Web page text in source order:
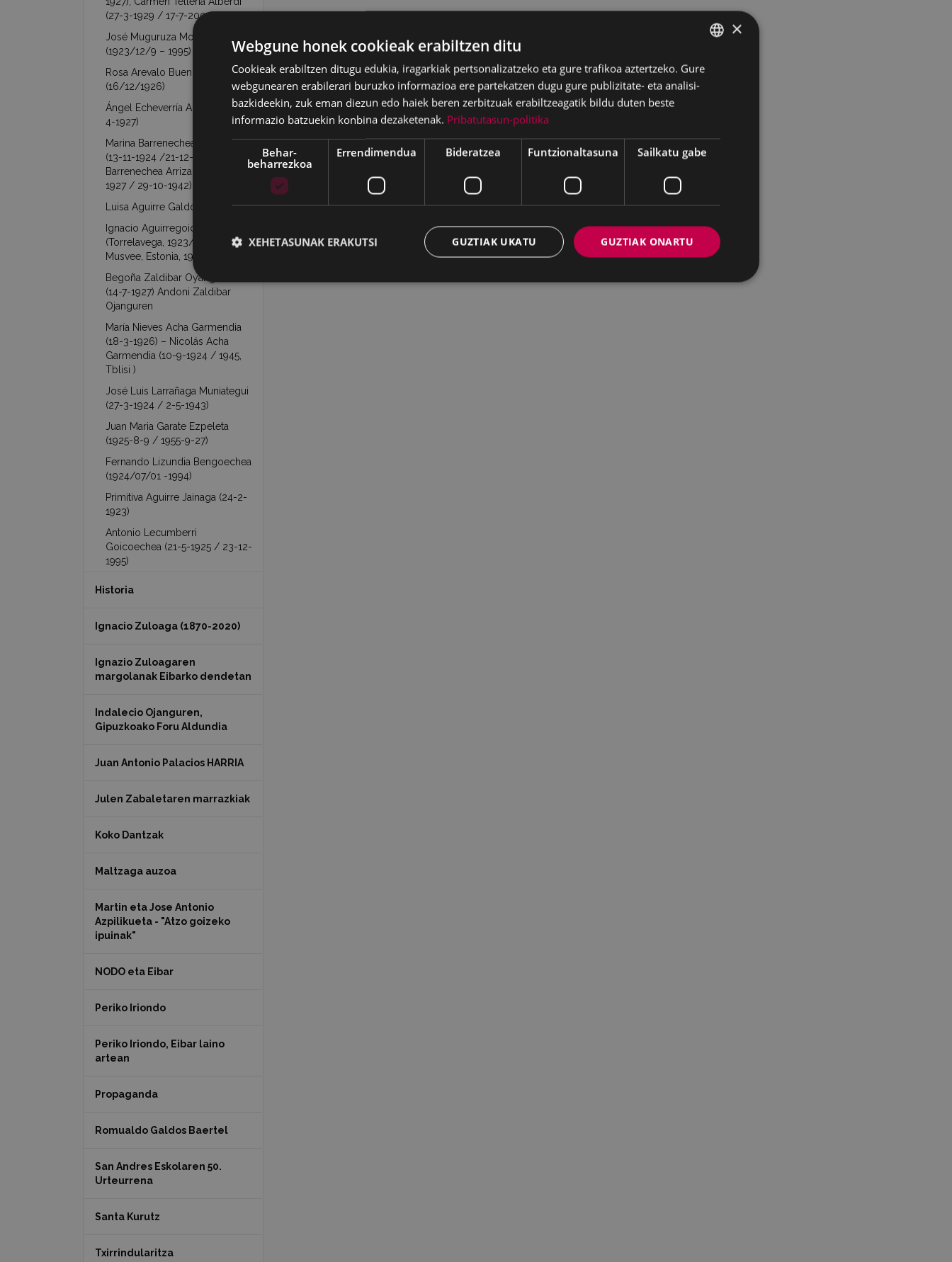
(27-3-1929 / 17-7-2003)
José Muguruza Mondragón
(1923/12/9 – 1995)
Rosa Arevalo Buendía
(16/12/1926)
Ángel Echeverría Aranzábal (16-
4-1927)
Marina Barrenechea Arrizabalaga
(13-11-1924 /21-12-1953)- Jesús
Barrenechea Arrizabalaga (26-1-
1927 / 29-10-1942)
Luisa Aguirre Galdona (7-9-1927)
Ignacio Aguirregoicoa Benito
(Torrelavega, 1923/02/21 –
Musvee, Estonia, 1944/03/09)
Begoña Zaldibar Oyanguren
(14-7-1927) Andoni Zaldibar
Ojanguren
María Nieves Acha Garmendia
(18-3-1926) – Nicolás Acha
Garmendia (10-9-1924 / 1945,
Tblisi )
José Luis Larrañaga Muniategui
(27-3-1924 / 2-5-1943)
Juan Maria Garate Ezpeleta
(1925-8-9 / 1955-9-27)
Fernando Lizundia Bengoechea
(1924/07/01 -1994)
Primitiva Aguirre Jainaga (24-2-
1923)
Antonio Lecumberri
Goicoechea (21-5-1925 / 23-12-
1995)
Historia
Ignacio Zuloaga (1870-2020)
Ignazio Zuloagaren
margolanak Eibarko dendetan
Indalecio Ojanguren,
Gipuzkoako Foru Aldundia
Juan Antonio Palacios HARRIA
Julen Zabaletaren marrazkiak
Koko Dantzak
Maltzaga auzoa
Martin eta Jose Antonio
Azpilikueta - "Atzo goizeko
ipuinak"
NODO eta Eibar
Periko Iriondo
Periko Iriondo, Eibar laino
artean
Propaganda
Romualdo Galdos Baertel
San Andres Eskolaren 50.
Urteurrena
Santa Kurutz
Txirrindularitza
BASQUE
SPANISH
×
Webgune honek cookieak erabiltzen ditu
Cookieak erabiltzen ditugu edukia, iragarkiak pertsonalizatzeko eta gure trafikoa aztertzeko. Gure
webgunearen erabilerari buruzko informazioa ere partekatzen dugu gure publizitate- eta analisi-
bazkideekin, zuk eman diezun edo haiek beren zerbitzuak erabiltzeagatik bildu duten beste
informazio batzuekin konbina dezaketenak. Pribatutasun-politika
Behar-
beharrezkoa
Errendimendua Bideratzea Funtzionaltasuna Sailkatu gabe
GUZTIAK ONARTU
GUZTIAK UKATU
XEHETASUNAK ERAKUTSI